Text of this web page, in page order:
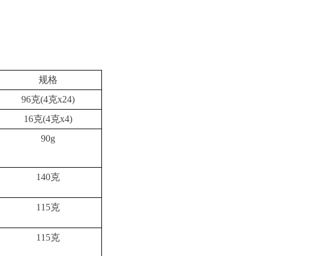
规格
96克(4克x24)
16克(4克x4)
90g
140克
115克
115克